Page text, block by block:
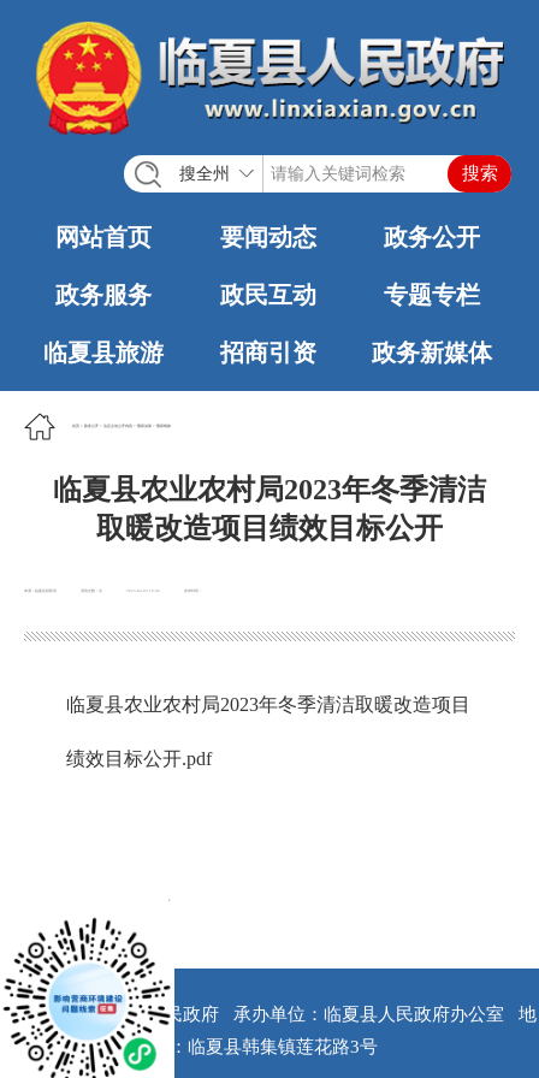
搜全州
网站首页 要闻动态 政务公开
政务服务 政民互动 专题专栏
临夏县旅游 招商引资 政务新媒体
首页 政务公开 法定主动公开内容 预算决算 预算绩效
临夏县农业农村局2023年冬季清洁
取暖改造项目绩效目标公开
来源：临夏县财政局 浏览次数： 发布时间：
2023-04-03 16:46
临夏县农业农村局2023年冬季清洁取暖改造项目
绩效目标公开.pdf
版权所有：临夏县人民政府 承办单位：临夏县人民政府办公室
地
址：临夏县韩集镇莲花路3号
x